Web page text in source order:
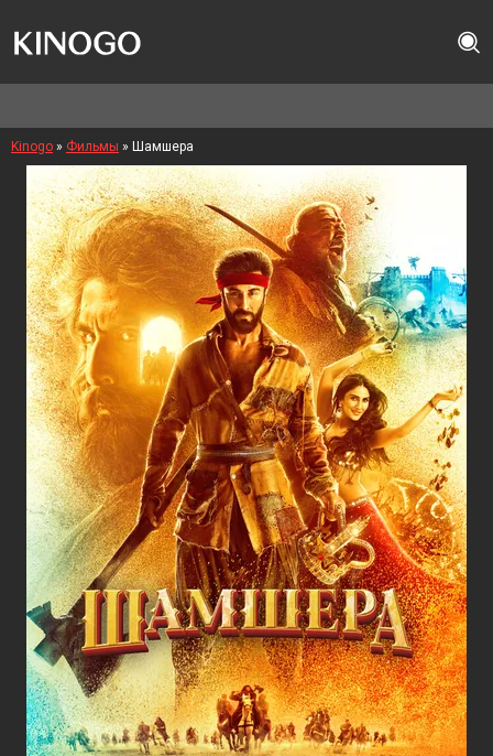
Kinogo » Фильмы » Шамшера